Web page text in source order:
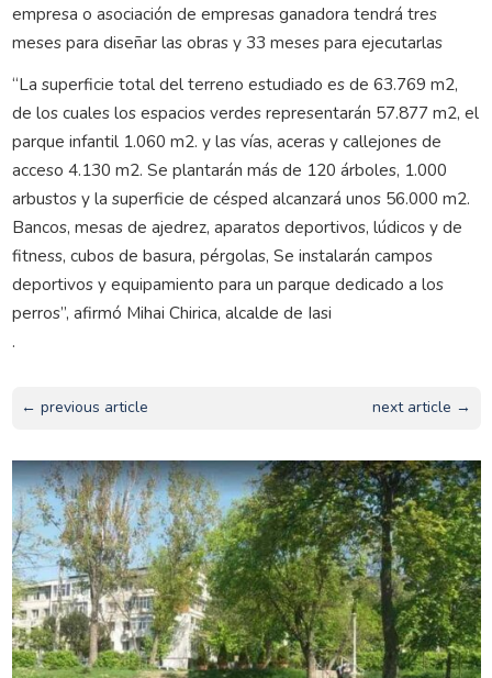
empresa o asociación de empresas ganadora tendrá tres
meses para diseñar las obras y 33 meses para ejecutarlas
“La superficie total del terreno estudiado es de 63.769 m2,
de los cuales los espacios verdes representarán 57.877 m2, el
parque infantil 1.060 m2. y las vías, aceras y callejones de
acceso 4.130 m2. Se plantarán más de 120 árboles, 1.000
arbustos y la superficie de césped alcanzará unos 56.000 m2.
Bancos, mesas de ajedrez, aparatos deportivos, lúdicos y de
fitness, cubos de basura, pérgolas, Se instalarán campos
deportivos y equipamiento para un parque dedicado a los
perros”, afirmó Mihai Chirica, alcalde de Iasi
.
← previous article next article →